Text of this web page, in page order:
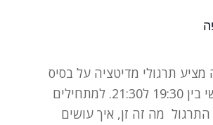
מציע תרגולי מדיטציה על בסיס
קבוע בימי שלישי בין 19:30 ל21:30. למתחילים
מה זה זן, איך עושים